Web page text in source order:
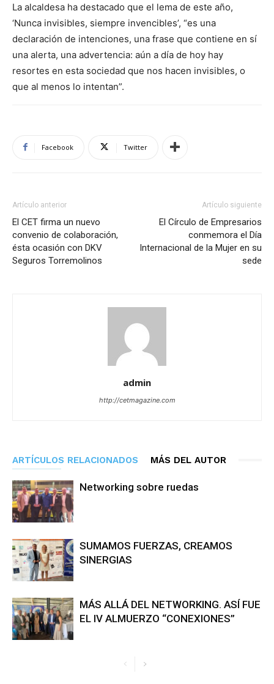
La alcaldesa ha destacado que el lema de este año,
‘Nunca invisibles, siempre invencibles’, “es una
declaración de intenciones, una frase que contiene en sí
una alerta, una advertencia: aún a día de hoy hay
resortes en esta sociedad que nos hacen invisibles, o
que al menos lo intentan”.
Facebook Twitter
Artículo anterior
El CET firma un nuevo
convenio de colaboración,
ésta ocasión con DKV
Seguros Torremolinos
Artículo siguiente
El Círculo de Empresarios
conmemora el Día
Internacional de la Mujer en su
sede
admin
http://cetmagazine.com
ARTÍCULOS RELACIONADOS MÁS DEL AUTOR
Networking sobre ruedas
SUMAMOS FUERZAS, CREAMOS
SINERGIAS
MÁS ALLÁ DEL NETWORKING. ASÍ FUE
EL IV ALMUERZO “CONEXIONES”